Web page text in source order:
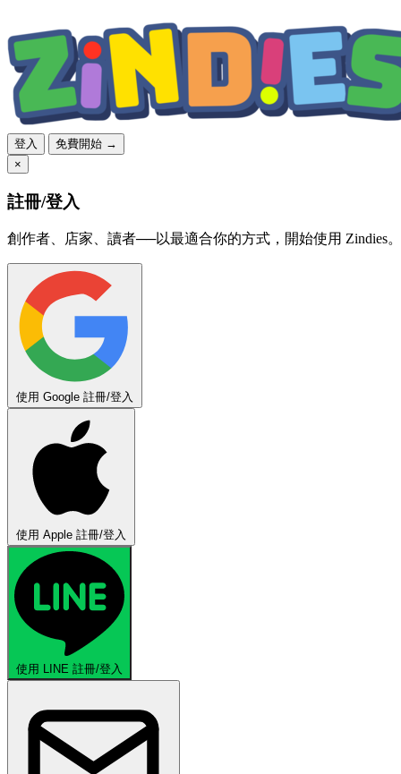
登入
免費開始 →
×
註冊/登入
創作者、店家、讀者──以最適合你的方式，開始使用 Zindies。
使用 Google 註冊/登入
使用 Apple 註冊/登入
使用 LINE 註冊/登入